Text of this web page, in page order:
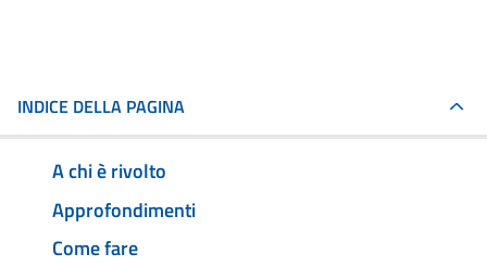
INDICE DELLA PAGINA
A chi è rivolto
Approfondimenti
Come fare